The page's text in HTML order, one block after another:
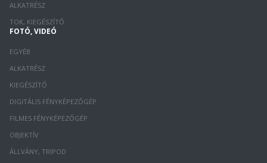
ALKATRÉSZ
TOK, KIEGÉSZÍTŐ
FOTÓ, VIDEÓ
EGYÉB
ALKATRÉSZ
KIEGÉSZÍTŐ
DIGITÁLIS FÉNYKÉPEZŐGÉP
FILMES FÉNYKÉPEZŐGÉP
OBJEKTÍV
ÁLLVÁNY, TRIPOD